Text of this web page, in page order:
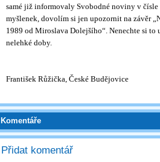
samé již informovaly Svobodné noviny v
myšlenek, dovolím si jen upozornit na závěr
1989 od Miroslava Dolejšího“. Nenechte si
nelehké doby.
František Růžička, České Budějovice
Komentáře
Přidat komentář